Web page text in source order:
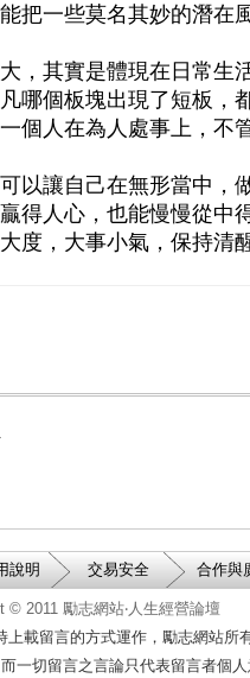
把一些莫名其妙的潛在
，其實是體現在日常生
哪個板塊出現了短板，
個人在為人處事上，不
以讓自己在無形當中，
得人心，也能慢慢從中
度，大事小氣，保持清
說明 交易安全 合作與
© 2011 勵志網站‧人生經營論壇
載留言的方式運作，勵志網站所
而一切留言之言論只代表留言者個人